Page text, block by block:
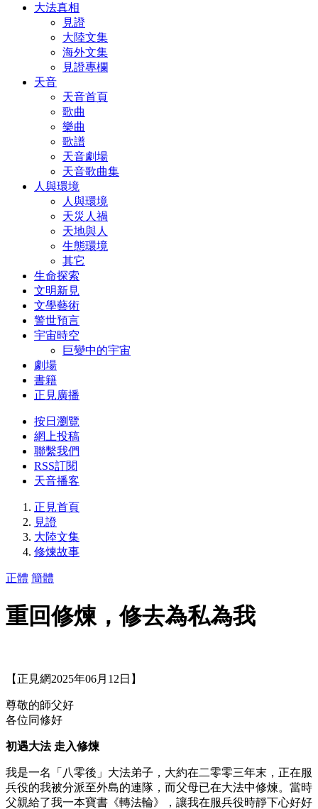
大法真相
見證
大陸文集
海外文集
見證專欄
天音
天音首頁
歌曲
樂曲
歌譜
天音劇場
天音歌曲集
人與環境
人與環境
天災人禍
天地與人
生態環境
其它
生命探索
文明新見
文學藝術
警世預言
宇宙時空
巨變中的宇宙
劇場
書籍
正見廣播
按日瀏覽
網上投稿
聯繫我們
RSS訂閱
天音播客
正見首頁
見證
大陸文集
修煉故事
正體 簡體
重回修煉，修去為私為我
【正見網2025年06月12日】
尊敬的師父好
各位同修好
初遇大法 走入修煉
我是一名「八零後」大法弟子，大約在二零零三年末，正在服
兵役的我被分派至外島的連隊，而父母已在大法中修煉。當時
父親給了我一本寶書《轉法輪》，讓我在服兵役時靜下心好好